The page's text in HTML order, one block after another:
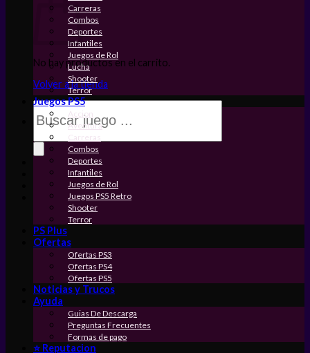
No hay productos en el carrito.
Volver a la tienda
Búsqueda
de
productos
Carreras
Combos
Deportes
Infantiles
Juegos de Rol
Lucha
Shooter
Terror
Juegos PS5
Accion
Aventura
Carreras
Combos
Deportes
Infantiles
Juegos de Rol
Juegos PS5 Retro
Shooter
Terror
PS Plus
Ofertas
Ofertas PS3
Ofertas PS4
Ofertas PS5
Noticias y Trucos
Ayuda
Guias De Descarga
Preguntas Frecuentes
Formas de pago
⭐ Reputacion